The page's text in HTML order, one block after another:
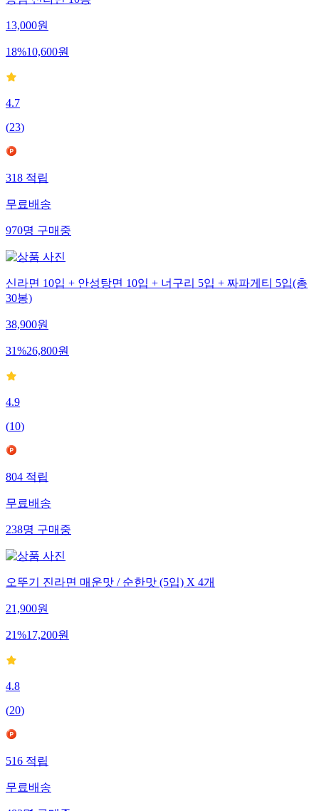
농심 신라면 10봉
13,000원
18%10,600원
4.7
(23)
318적립
무료배송
970명구매중
신라면 10입 + 안성탕면 10입 + 너구리 5입 + 짜파게티 5입(총
30봉)
38,900원
31%26,800원
4.9
(10)
804적립
무료배송
238명구매중
오뚜기 진라면 매운맛 / 순한맛 (5입) X 4개
21,900원
21%17,200원
4.8
(20)
516적립
무료배송